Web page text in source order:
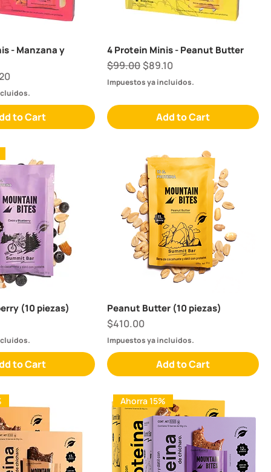
- Manzana y
to Cart
4 Protein Minis - Peanut Butter
Regular Price
$99.00Sale Price
$89.10
Impuestos ya incluídos.
Add to Cart
(10 piezas)
to Cart
Peanut Butter (10 piezas)
Price
$410.00
Impuestos ya incluídos.
Add to Cart
Ahorra 15%